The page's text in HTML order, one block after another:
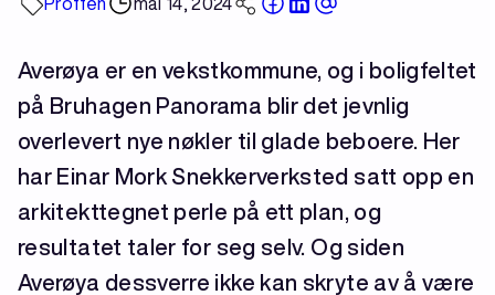
Averøya er en vekstkommune, og i boligfeltet
på Bruhagen Panorama blir det jevnlig
overlevert nye nøkler til glade beboere. Her
har Einar Mork Snekkerverksted satt opp en
arkitekttegnet perle på ett plan, og
resultatet taler for seg selv. Og siden
Averøya dessverre ikke kan skryte av å være